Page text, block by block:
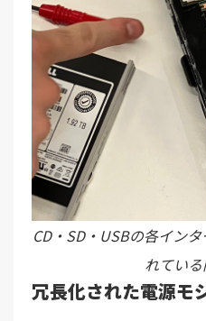
CD・SD・USBの各イン
れてい
冗長化された電源モ